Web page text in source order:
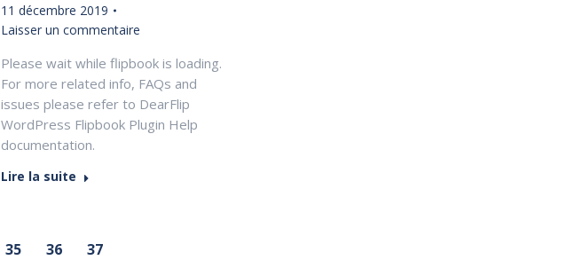
11 décembre 2019
Laisser un commentaire
Please wait while flipbook is loading.
For more related info, FAQs and
issues please refer to DearFlip
WordPress Flipbook Plugin Help
documentation.
Lire la suite
35 36 37